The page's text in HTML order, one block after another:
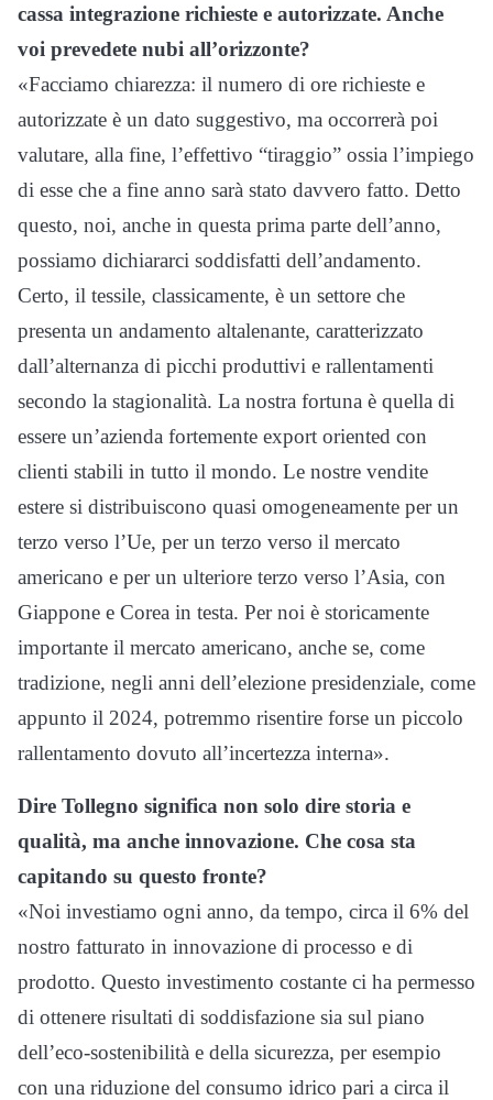
cassa integrazione richieste e autorizzate. Anche
voi prevedete nubi all’orizzonte?
«Facciamo chiarezza: il numero di ore richieste e
autorizzate è un dato suggestivo, ma occorrerà poi
valutare, alla fine, l’effettivo “tiraggio” ossia l’impiego
di esse che a fine anno sarà stato davvero fatto. Detto
questo, noi, anche in questa prima parte dell’anno,
possiamo dichiararci soddisfatti dell’andamento.
Certo, il tessile, classicamente, è un settore che
presenta un andamento altalenante, caratterizzato
dall’alternanza di picchi produttivi e rallentamenti
secondo la stagionalità. La nostra fortuna è quella di
essere un’azienda fortemente export oriented con
clienti stabili in tutto il mondo. Le nostre vendite
estere si distribuiscono quasi omogeneamente per un
terzo verso l’Ue, per un terzo verso il mercato
americano e per un ulteriore terzo verso l’Asia, con
Giappone e Corea in testa. Per noi è storicamente
importante il mercato americano, anche se, come
tradizione, negli anni dell’elezione presidenziale, come
appunto il 2024, potremmo risentire forse un piccolo
rallentamento dovuto all’incertezza interna».
Dire Tollegno significa non solo dire storia e
qualità, ma anche innovazione. Che cosa sta
capitando su questo fronte?
«Noi investiamo ogni anno, da tempo, circa il 6% del
nostro fatturato in innovazione di processo e di
prodotto. Questo investimento costante ci ha permesso
di ottenere risultati di soddisfazione sia sul piano
dell’eco-sostenibilità e della sicurezza, per esempio
con una riduzione del consumo idrico pari a circa il